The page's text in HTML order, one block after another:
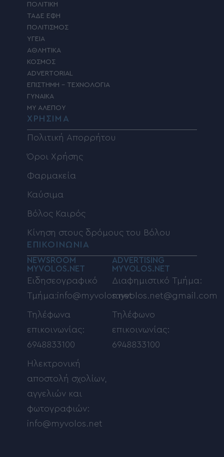
ΠΟΛΙΤΙΚΗ
ΤΑΔΕ ΕΦΗ
ΠΟΛΙΤΙΣΜΟΣ
ΥΓΕΙΑ
ΑΘΛΗΤΙΚΑ
ΚΟΣΜΟΣ
ADVERTORIAL
ΕΠΙΣΤΗΜΗ – ΤΕΧΝΟΛΟΓΙΑ
ΓΥΝΑΙΚΑ
MY ΑΛΕΠΟΥ
ΧΡΗΣΙΜΑ
Πολιτική Απορρήτου
Όροι Χρήσης
Φαρμακεία
Καύσιμα
Βόλος Καιρός
Κίνηση στους δρόμους του Βόλου
ΕΠΙΚΟΙΝΩΝΙΑ
NEWSROOM
MYVOLOS.NET
Ειδησεογραφικό
Τμήμα:info@myvolos.net
Τηλέφωνα
επικοινωνίας:
6948833100
Ηλεκτρονική
αποστολή σχολίων,
αγγελιών και
φωτογραφιών:
info@myvolos.net
ADVERTISING
MYVOLOS.NET
Διαφημιστικό Τμήμα:
myvolos.net@gmail.com
Τηλέφωνο
επικοινωνίας:
6948833100